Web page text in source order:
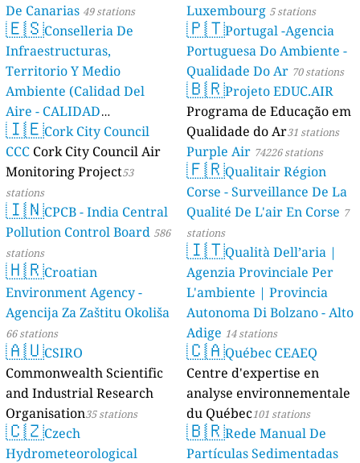
De Canarias 49 stations
🇪🇸Conselleria De
Infraestructuras,
Territorio Y Medio
Ambiente (Calidad Del
Aire - CALIDAD
AMBIENTAL) 23 stations
🇮🇪Cork City Council
CCC Cork City Council Air
Monitoring Project53
stations
🇮🇳CPCB - India Central
Pollution Control Board 586
stations
🇭🇷Croatian
Environment Agency -
Agencija Za Zaštitu Okoliša
66 stations
🇦🇺CSIRO
Commonwealth Scientific
and Industrial Research
Organisation35 stations
🇨🇿Czech
Hydrometeorological
Luxembourg 5 stations
🇵🇹Portugal -Agencia
Portuguesa Do Ambiente -
Qualidade Do Ar 70 stations
🇧🇷Projeto EDUC.AIR
Programa de Educação em
Qualidade do Ar31 stations
Purple Air 74226 stations
🇫🇷Qualitair Région
Corse - Surveillance De La
Qualité De L'air En Corse 7
stations
🇮🇹Qualità Dell’aria |
Agenzia Provinciale Per
L'ambiente | Provincia
Autonoma Di Bolzano - Alto
Adige 14 stations
🇨🇦Québec CEAEQ
Centre d'expertise en
analyse environnementale
du Québec101 stations
🇧🇷Rede Manual De
Partículas Sedimentadas